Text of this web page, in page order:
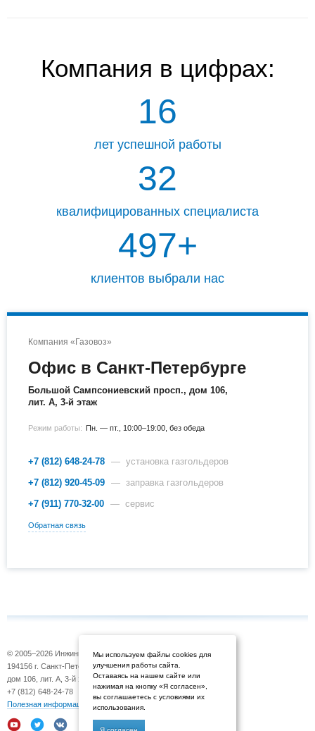
Компания в цифрах:
16
лет успешной работы
33
квалифицированных специалиста
499+
клиентов выбрали нас
Компания «Газовоз»
Офис в Санкт-Петербурге
Большой Сампсониевский просп., дом 106,
лит. А, 3-й этаж
Режим работы: Пн. — пт., 10:00–19:00, без обеда
+7 (812) 648-24-78 — установка газгольдеров
+7 (812) 920-45-09 — заправка газгольдеров
+7 (911) 770-32-00 — сервис
Обратная связь
© 2005–2026 Инжиниринговая компания «Газовоз»
194156 г. Санкт-Петербург, Б. Сампсониевский просп.,
дом 106, лит. А, 3-й этаж
+7 (812) 648-24-78
Полезная информация
Мы используем файлы cookies для
улучшения работы сайта.
Оставаясь на нашем сайте или
нажимая на кнопку «Я согласен»,
вы соглашаетесь с условиями их
использования.